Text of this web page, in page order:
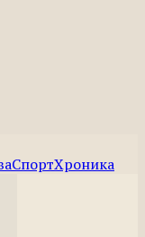
СпортХроника